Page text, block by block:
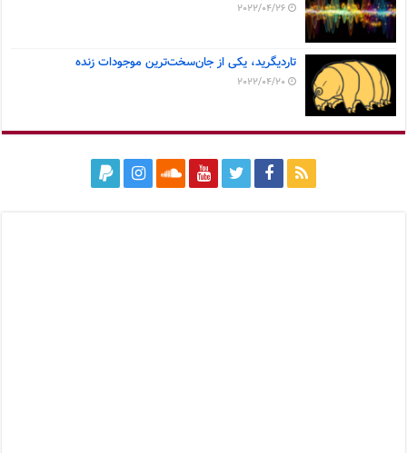
2022/04/26
تاردیگرید، یکی از جان‌سخت‌ترین موجودات زنده
2022/04/20